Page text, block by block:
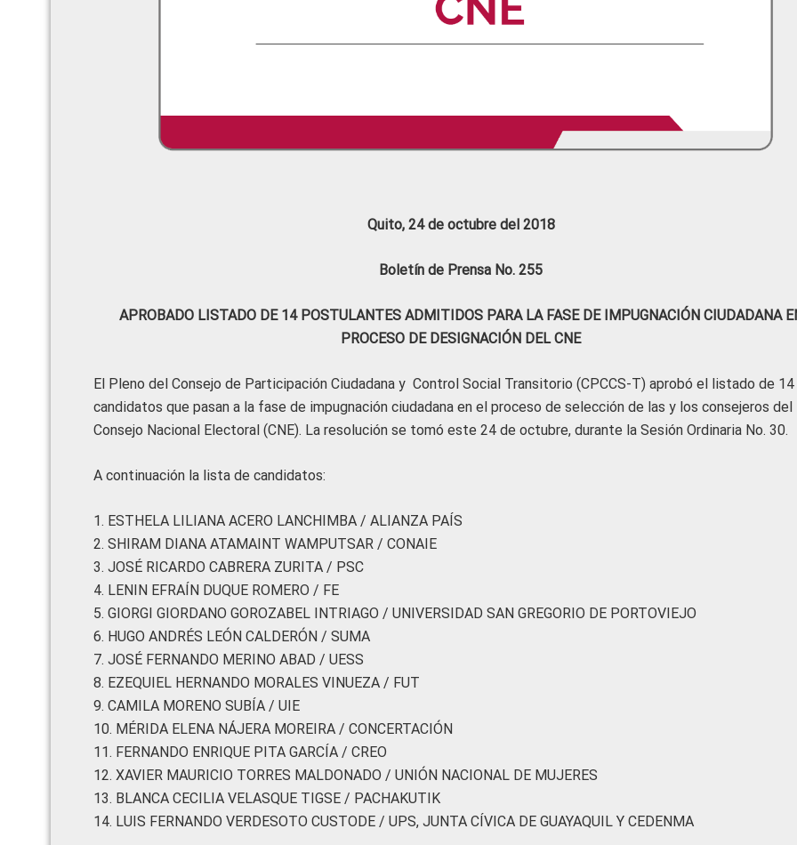
Quito, 24 de octubre del 2018
Boletín de Prensa No. 255
APROBADO LISTADO DE 14 POSTULANTES ADMITIDOS PARA LA FASE DE IMPUGNACIÓN CIUDADANA
PROCESO DE DESIGNACIÓN DEL CNE
El Pleno del Consejo de Participación Ciudadana y Control Social Transitorio (CPCCS-T) aprobó el listado de 14
candidatos que pasan a la fase de impugnación ciudadana en el proceso de selección de las y los consejeros del
Consejo Nacional Electoral (CNE). La resolución se tomó este 24 de octubre, durante la Sesión Ordinaria No. 30.
A continuación la lista de candidatos:
1. ESTHELA LILIANA ACERO LANCHIMBA / ALIANZA PAÍS
2. SHIRAM DIANA ATAMAINT WAMPUTSAR / CONAIE
3. JOSÉ RICARDO CABRERA ZURITA / PSC
4. LENIN EFRAÍN DUQUE ROMERO / FE
5. GIORGI GIORDANO GOROZABEL INTRIAGO / UNIVERSIDAD SAN GREGORIO DE PORTOVIEJO
6. HUGO ANDRÉS LEÓN CALDERÓN / SUMA
7. JOSÉ FERNANDO MERINO ABAD / UESS
8. EZEQUIEL HERNANDO MORALES VINUEZA / FUT
9. CAMILA MORENO SUBÍA / UIE
10. MÉRIDA ELENA NÁJERA MOREIRA / CONCERTACIÓN
11. FERNANDO ENRIQUE PITA GARCÍA / CREO
12. XAVIER MAURICIO TORRES MALDONADO / UNIÓN NACIONAL DE MUJERES
13. BLANCA CECILIA VELASQUE TIGSE / PACHAKUTIK
14. LUIS FERNANDO VERDESOTO CUSTODE / UPS, JUNTA CÍVICA DE GUAYAQUIL Y CEDENMA